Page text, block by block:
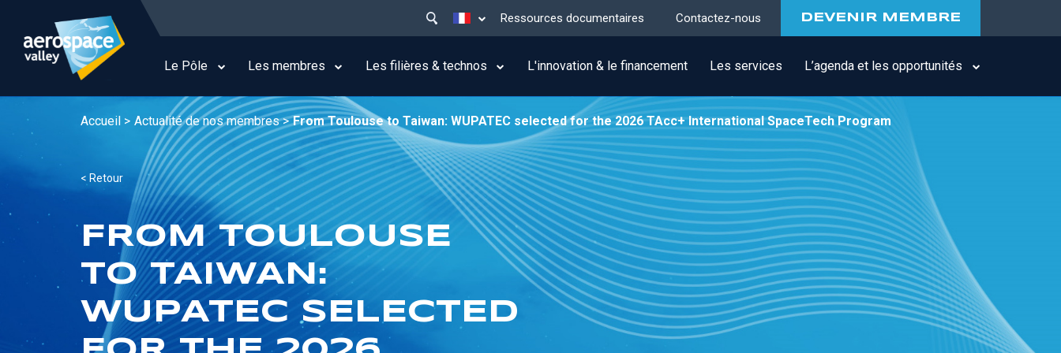
contenu
principal
Lister les actions supplémentaires
menu
top
Ressources documentaires Contactez-nous DEVENIR MEMBRE
navigation
Le Pôle Les membres Les filières & technos L'innovation & le financement Les services L’agenda et les opportunités
Accueil > Actualité de nos membres > From Toulouse to Taiwan: WUPATEC selected for the 2026 TAcc+ International SpaceTech Program
< Retour
FROM TOULOUSE
TO TAIWAN:
WUPATEC SELECTED